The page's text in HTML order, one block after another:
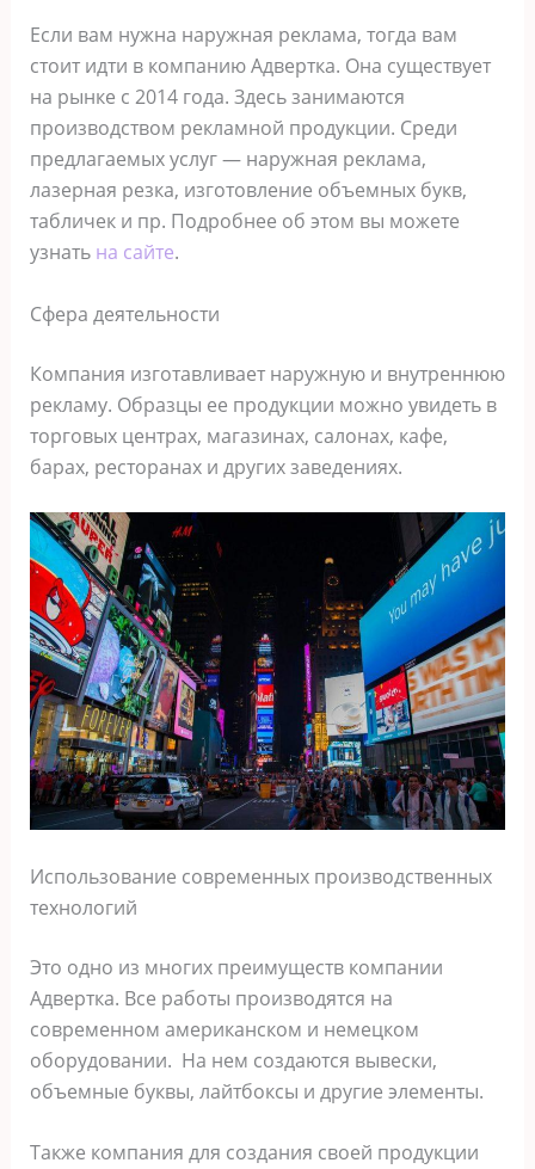
Если вам нужна наружная реклама, тогда вам
стоит идти в компанию Адвертка. Она существует
на рынке с 2014 года. Здесь занимаются
производством рекламной продукции. Среди
предлагаемых услуг — наружная реклама,
лазерная резка, изготовление объемных букв,
табличек и пр. Подробнее об этом вы можете
узнать на сайте.
Сфера деятельности
Компания изготавливает наружную и внутреннюю
рекламу. Образцы ее продукции можно увидеть в
торговых центрах, магазинах, салонах, кафе,
барах, ресторанах и других заведениях.
Использование современных производственных
технологий
Это одно из многих преимуществ компании
Адвертка. Все работы производятся на
современном американском и немецком
оборудовании. На нем создаются вывески,
объемные буквы, лайтбоксы и другие элементы.
Также компания для создания своей продукции